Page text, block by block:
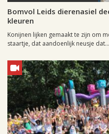
Bomvol Leids dierenasiel
kleuren
Konijnen lijken gemaakt te zijn om
staartje, dat aandoenlijk neusje dat...